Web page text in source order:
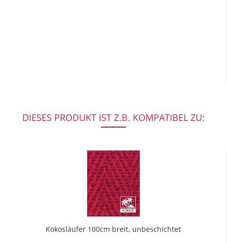
DIESES PRODUKT IST Z.B. KOMPATIBEL ZU:
Kokosläufer 100cm breit, unbeschichtet